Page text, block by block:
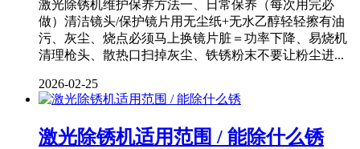
激光除锈机维护保养方法一、日常保养（每次用完必
做）清洁镜头/保护镜片用无尘纸+无水乙醇轻轻擦有油
污、灰尘、烧点必须马上换镜片脏＝功率下降、易烧机
清理枪头、散热口扫掉灰尘、铁锈粉末不要让粉尘进...
2026-02-25
激光除锈机适用范围 / 能除什么锈